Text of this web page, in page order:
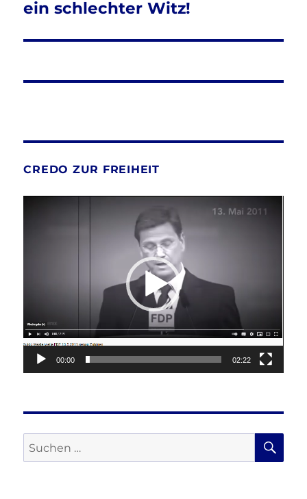
ein schlechter Witz!
CREDO ZUR FREIHEIT
00:00 02:22
Suche
nach: